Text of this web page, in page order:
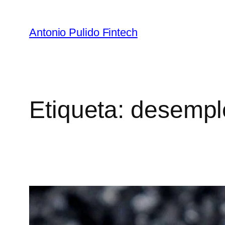
Antonio Pulido Fintech
Etiqueta: